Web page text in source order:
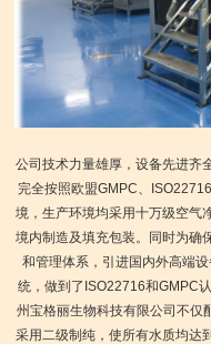
公司技术力量雄厚，设备先进齐
完全按照欧盟GMPC、
境，生产环境均采用十万级空气
境内制造及填充包装。同时为确
和管理体系，引进国内外高端
统，做到了ISO22716和GMPC
州宝格丽生物科技有限公司不仅
采用二级制纯，使所有水质均达